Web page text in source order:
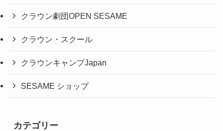
クラウン劇団OPEN SESAME
クラウン・スクール
クラウンキャンプJapan
SESAME ショップ
カテゴリー